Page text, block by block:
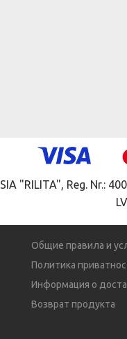
SIA "RILITA", Reg. Nr.:
Общие правила и
Политика
Информация о
Возврат продукта